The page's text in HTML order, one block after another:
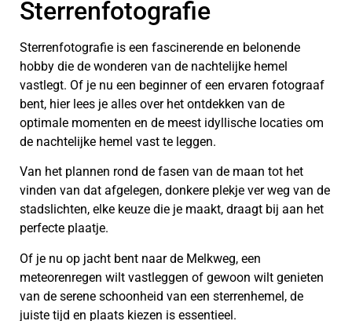
Sterrenfotografie
Sterrenfotografie is een fascinerende en belonende
hobby die de wonderen van de nachtelijke hemel
vastlegt. Of je nu een beginner of een ervaren fotograaf
bent, hier lees je alles over het ontdekken van de
optimale momenten en de meest idyllische locaties om
de nachtelijke hemel vast te leggen.
Van het plannen rond de fasen van de maan tot het
vinden van dat afgelegen, donkere plekje ver weg van de
stadslichten, elke keuze die je maakt, draagt bij aan het
perfecte plaatje.
Of je nu op jacht bent naar de Melkweg, een
meteorenregen wilt vastleggen of gewoon wilt genieten
van de serene schoonheid van een sterrenhemel, de
juiste tijd en plaats kiezen is essentieel.